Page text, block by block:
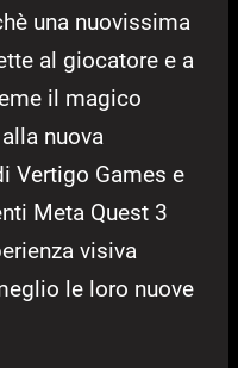
una nuovissima
al giocatore e a
il magico
nuova
Vertigo Games e
Meta Quest 3
visiva
le loro nuove